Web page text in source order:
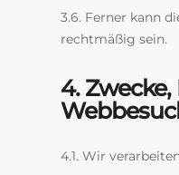
3.6. Ferner kann
rechtmäßig sein.
4.
4.1. Wir